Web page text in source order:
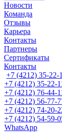
Новости
Команда
Отзывы
Карьера
Контакты
Партнеры
Сертификаты
Контакты
+7 (4212) 35-22-
+7 (4212) 35-22-
+7 (4212) 76-44-
+7 (4212) 56-77-
+7 (4212) 74-20-
+7 (4212) 54-59-
WhatsApp